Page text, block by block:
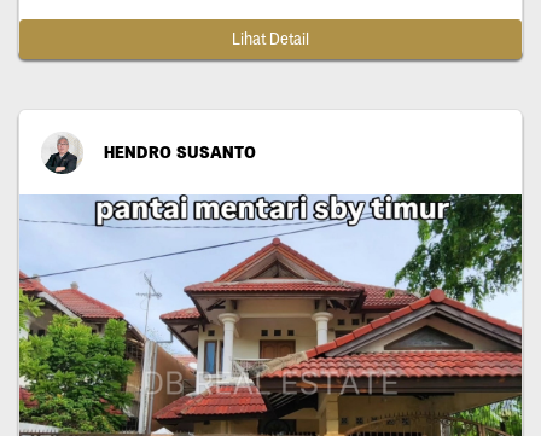
Lihat Detail
HENDRO SUSANTO